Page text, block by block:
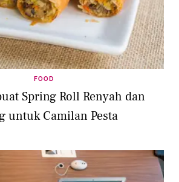
FOOD
Spring Roll Renyah dan
untuk Camilan Pesta